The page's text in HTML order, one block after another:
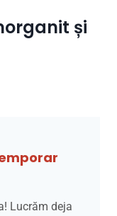
și
Lucrăm deja